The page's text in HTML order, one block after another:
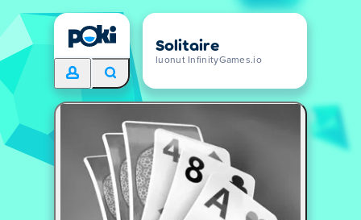
Solitaire
luonut InfinityGames.io